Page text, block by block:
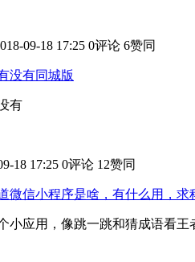
09-18 17:25 0评论 6赞同
没有同城版
有
18 17:25 0评论 12赞同
微信小程序是啥，有什么用，求
小应用，像跳一跳和猜成语看王